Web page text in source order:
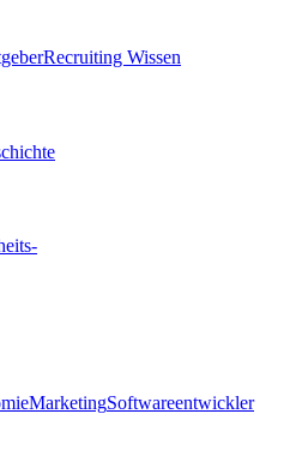
Recruiting Wissen
MarketingSoftwareentwickler